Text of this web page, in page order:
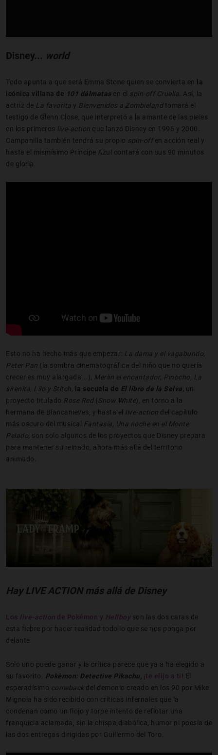
Disney... world
Todo apunta a que será Emma Stone quien se convierta en
la
icónica villana de 101 dálmatas en el spin-off Cruella . Así, la
actriz de La favorita y Bienvenidos a Zombielandtomará el
testigo de Glenn Close, que interpretó a la amante de las pieles
en los primeros live-action que lanzó Disney en 1996 y 2000.
Campanilla también tendrá su propio spin-off en acción real y
hasta el mismísimo Príncipe Azul contará con sus 90 minutos
de gloria.
Esto no ha hecho más que empezar: La dama y el vagabundo
Peter Pan (la sombra cinematográfica del niño que no quería
crecer es muy alargada...),
Merlín el encantador Pinocho
La
sirenita Lilo y Stitch la secuela de El libro de la Selva un
proyecto titulado Rose Red (Snow White), en torno a la
hermana de Blancanieves, y hasta el live-action del capítulo
más oscuro del musical
Fantasía,
Una noche en el Monte
Pelado, son solo algunos de los proyectos que Disney prepara
para mantener su reinado, ahora más allá del territorio
animado.
Hay LIVE ACTION más allá de Disney
Los live-action de Pokémon y Hellboy son las dos caras de
esta fiebre por hacer realidad todo lo que se nos ponga por
delante.
Solo uno puede ganar y la crítica parece que ya a ha elegido a
su favorito.
Pokèmon: Detective Pikachu, ¡te elijo a ti! El
esperadísimo comeback del demonio creado en los 90 por Mike
Mignola ha sido recibido con críticas infernales que la
condenan como un flojo y torpe intento de reflotar una
franquicia aclamada, sin la chispa diabólica, humor ni poesía de
las dos entregas dirigidas por Guillermo del Toro.